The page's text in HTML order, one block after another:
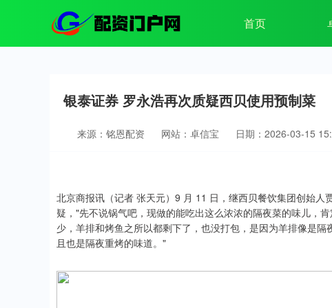
首页
银泰证券 罗永浩再次质疑西贝使用预制菜
来源：铭恩配资 网站：卓信宝 日期：2026-03-15
北京商报讯（记者 张天元）9 月 11 日，继西贝餐饮集团创始
疑，"先不说锅气吧，现做的能吃出这么浓浓的隔夜菜的味儿，
少，羊排和烤鱼之所以都剩下了，也没打包，是因为羊排像是
且也是隔夜重烤的味道。"